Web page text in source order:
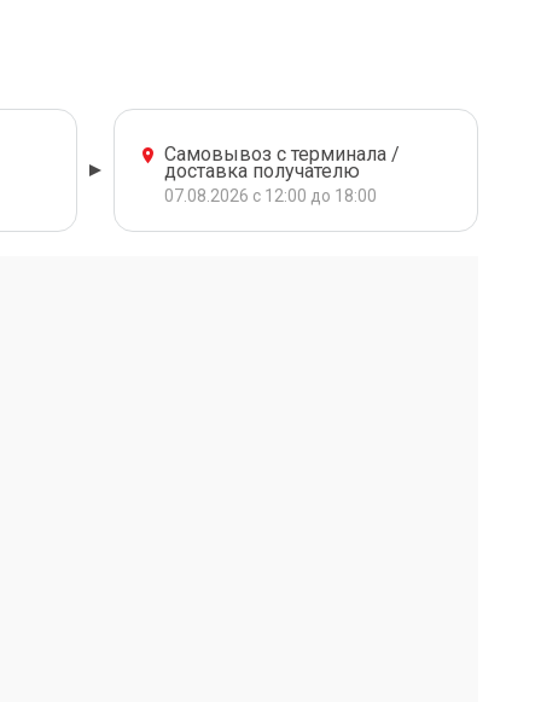
Самовывоз с терминала /
доставка получателю
07.08.2026 с 12:00 до 18:00